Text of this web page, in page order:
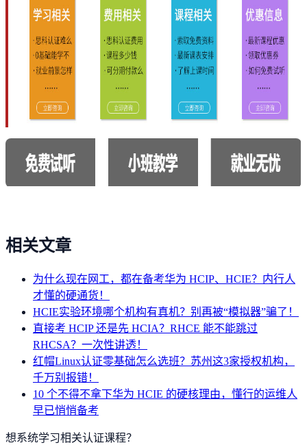
相关文章
为什么现在网工，都在备考华为 HCIP、HCIE？内行人
才懂的硬通货！
HCIE实验环境哪个机构有真机？别再被“模拟器”骗了！
直接考 HCIP 还是先 HCIA？RHCE 能不能跳过
RHCSA？一次性讲透！
红帽Linux认证零基础怎么选班？苏州这3家授权机构，
千万别报错！
10 个不得不拿下华为 HCIE 的硬核理由，懂行的运维人
早已悄悄备考
想系统学习相关认证课程？